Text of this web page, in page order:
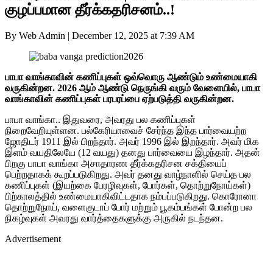
குழப்பமான தீர்க்கதரிசனம்..!
By Web Admin | December 12, 2025 at 7:39 AM
பாபா வாங்காவின் கணிப்புகள் ஒவ்வொரு ஆண்டும் உண்மையாகி
வருகின்றன. 2026 ஆம் ஆண்டு நெருங்கி வரும் வேளையில், பாபா
வாங்காவின் கணிப்புகள் பரபரப்பை ஏற்படுத்தி வருகின்றன.
பாபா வாங்கா.. இதுவரை, அவரது பல கணிப்புகள்
நிறைவேறியுள்ளன. பல்கேரியாவைச் சேர்ந்த இந்த பார்வையற்ற
ஜோதிடர் 1911 இல் பிறந்தார். அவர் 1996 இல் இறந்தார். அவர் மிக
இளம் வயதிலேயே (12 வயது) தனது பார்வையை இழந்தார். அதன்
பிறகு பாபா வாங்கா அசாதாரண தீர்க்கதரிசன சக்தியைப்
பெற்றதாகக் கூறப்படுகிறது. அவர் தனது வாழ்நாளில் செய்த பல
கணிப்புகள் (இயற்கை பேரழிவுகள், போர்கள், தொற்றுநோய்கள்)
பிற்காலத்தில் உண்மையாகிவிட்டதாக நம்பப்படுகிறது. கொரோனா
தொற்றுநோய், வளைகுடாப் போர் மற்றும் பூகம்பங்கள் போன்ற பல
நிகழ்வுகள் அவரது வார்த்தைகளுக்கு அருகில் நடந்தன.
Advertisement